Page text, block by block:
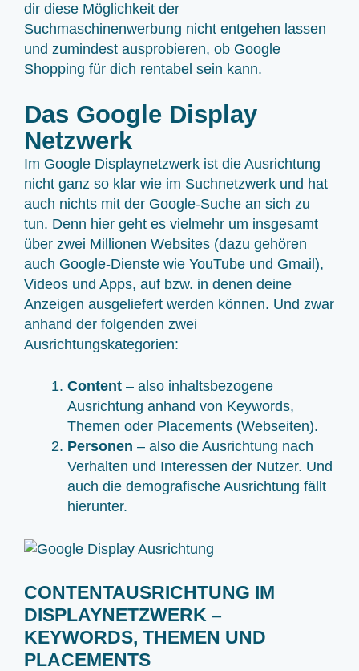
dir diese Möglichkeit der
Suchmaschinenwerbung nicht entgehen lassen
und zumindest ausprobieren, ob Google
Shopping für dich rentabel sein kann.
Das Google Display
Netzwerk
Im Google Displaynetzwerk ist die Ausrichtung
nicht ganz so klar wie im Suchnetzwerk und hat
auch nichts mit der Google-Suche an sich zu
tun. Denn hier geht es vielmehr um insgesamt
über zwei Millionen Websites (dazu gehören
auch Google-Dienste wie YouTube und Gmail),
Videos und Apps, auf bzw. in denen deine
Anzeigen ausgeliefert werden können. Und zwar
anhand der folgenden zwei
Ausrichtungskategorien:
Content – also inhaltsbezogene
Ausrichtung anhand von Keywords,
Themen oder Placements (Webseiten).
Personen – also die Ausrichtung nach
Verhalten und Interessen der Nutzer. Und
auch die demografische Ausrichtung fällt
hierunter.
CONTENTAUSRICHTUNG IM
DISPLAYNETZWERK –
KEYWORDS, THEMEN UND
PLACEMENTS